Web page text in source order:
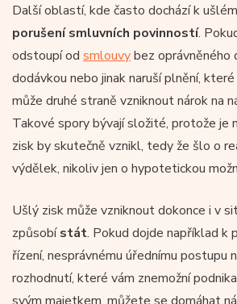
Další oblastí, kde často dochází k
porušení smluvních povinností.
odstoupí od smlouvybez oprávněného
dodávkou nebo jinak naruší plnění,
může druhé straně vzniknout nárok na
Takové spory bývají složité, protože je
zisk by skutečně vznikl, tedy že šlo o
výdělek, nikoliv jen o hypotetickou
Ušlý zisk může vzniknout dokonce i v
způsobístát. Pokud dojde například k
řízení, nesprávnému úřednímu postupu
rozhodnutí, které vám znemožní
svým majetkem, můžete se domáhat